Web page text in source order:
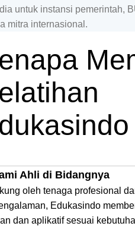
untuk instansi pemerintah,
mitra internasional.
Ahli di Bidangnya
oleh tenaga profesional
Edukasindo
dan aplikatif sesuai